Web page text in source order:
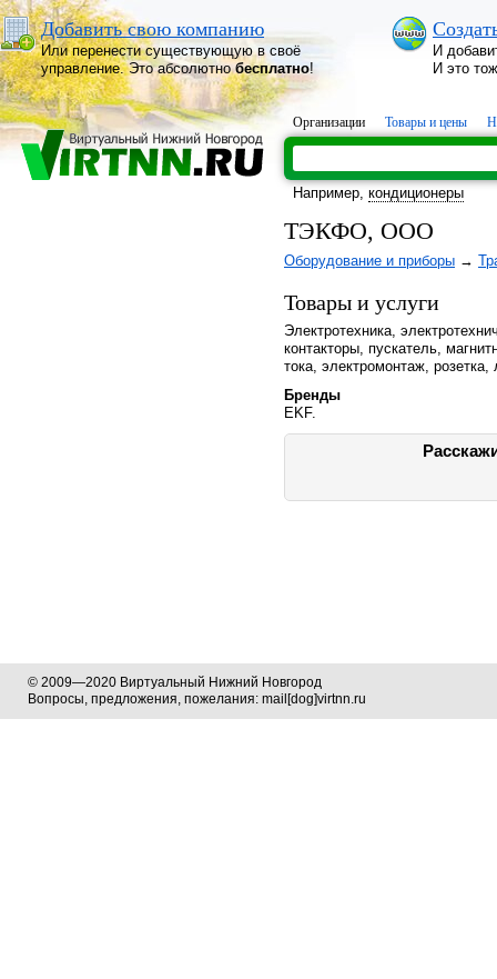
Добавить свою компанию
Или перенести существующую в своё
управление. Это абсолютнобесплатно!
И
И это
Организации Товары и цены
Например, кондиционеры
ТЭКФО, ООО
Оборудование и приборы →
Товары и услуги
Электротехника,
контакторы, пускатель,
тока, электромонтаж,
Бренды
EKF.
© 2009—2020 Виртуальный Нижний Новгород
Вопросы, предложения, пожелания: mail[dog]virtnn.ru